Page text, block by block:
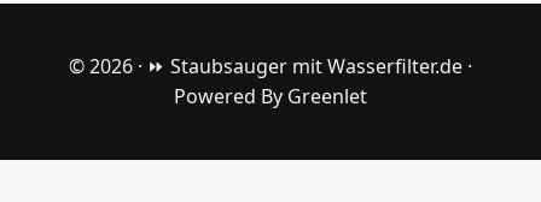
© 2026 · ⏩ Staubsauger mit Wasserfilter.de ·
Powered By Greenlet